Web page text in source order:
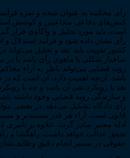
رأی محکمه به عنوان نتیجه و ثمره
کنش‌های دفاعی متداعیین و کوشش
است، باید مورد تحلیل و واکاوی قرار
رأی نشان داده شود و فرآیند استدلال و
کشور تقویت یابد. نقد و تحلیل
ساختار شکلی یا ماهوی رأی باشد یا در
رویه قضایی می‌تواند ناظر به آراء محاکم
باشد. آن‌چه اهمیت دارد، آن است که در
نقد با رویکرد نفی آن باشد و چه با
و سازندگی رویه قضایی وجود داشته
رأی دادگاه تشکیل می‌دهد. در بعضی
قانون است. آراء هر قدر مستندتر و
ادله معتبر صادر گردد، علاوه بر
تحقق عدالت خواهد داشت، راهگشا و
حقوقی در مسیر انجام دقیق وظایف‌شان